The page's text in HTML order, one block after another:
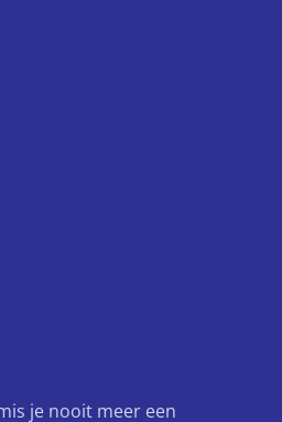
je nooit meer een